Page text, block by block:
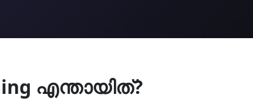
എന്തായിത്?